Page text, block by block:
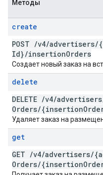
Методы
create
POST /v4/advertisers/
Id}/insertionOrders
Создает новый заказ на
delete
DELETE /v4/advertisers
Orders/{insertion
Удаляет заказ на
get
GET /v4/advertisers/
Orders/{insertion